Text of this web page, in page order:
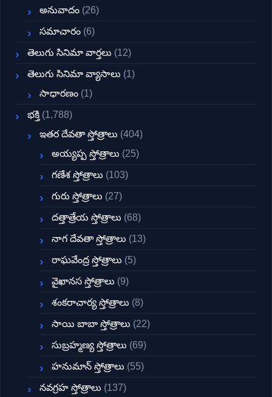
అనువాదం (26)
సమాచారం (6)
తెలుగు సినిమా వార్తలు (12)
తెలుగు సినిమా వ్యాసాలు (1)
సాధారణం (1)
భక్తి (1,788)
ఇతర దేవతా స్తోత్రాలు (404)
అయ్యప్ప స్తోత్రాలు (25)
గణేశ స్తోత్రాలు (103)
గురు స్తోత్రాలు (27)
దత్తాత్రేయ స్తోత్రాలు (68)
నాగ దేవతా స్తోత్రాలు (13)
రాఘవేంద్ర స్తోత్రాలు (5)
వైఖానస స్తోత్రాలు (9)
శంకరాచార్య స్తోత్రాలు (8)
సాయి బాబా స్తోత్రాలు (22)
సుబ్రహ్మణ్య స్తోత్రాలు (69)
హనుమాన్ స్తోత్రాలు (55)
నవగ్రహ స్తోత్రాలు (137)